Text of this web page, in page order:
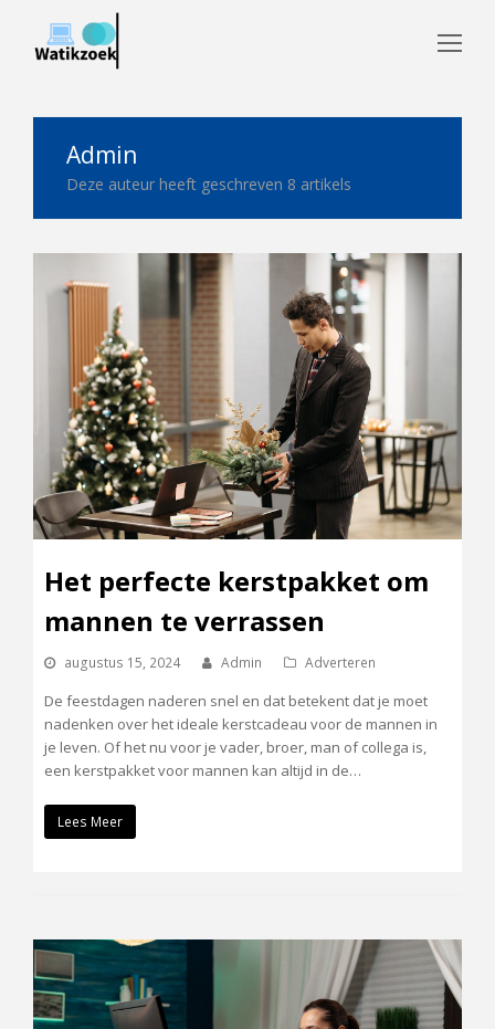
Admin
Deze auteur heeft geschreven 8 artikels
Het perfecte kerstpakket om
mannen te verrassen
augustus 15, 2024 Admin Adverteren
De feestdagen naderen snel en dat betekent dat je moet
nadenken over het ideale kerstcadeau voor de mannen in
je leven. Of het nu voor je vader, broer, man of collega is,
een kerstpakket voor mannen kan altijd in de…
Lees Meer